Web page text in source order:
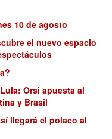
10 de agosto
el nuevo espacio
Orsi apuesta al
y Brasil
llegará el polaco al